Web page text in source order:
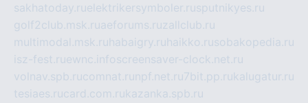
sakhatoday.ruelektrikersymboler.rusputnikyes.ru
golf2club.msk.ruaeforums.ruzallclub.ru
multimodal.msk.ru habaigry.ru haikko.rusobakopedia.ru
isz-fest.ruewnc.infoscreensaver-clock.net.ru
volnav.spb.rucomnat.ru npf.net.ru7bit.pp.rukalugatur.ru
tesiaes.rucard.com.rukazanka.spb.ru